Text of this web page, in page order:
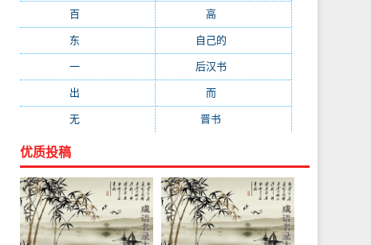
百 高(190)
东 自己的
一 后汉书(177)
出 而(164)
无 晋书
优质投稿